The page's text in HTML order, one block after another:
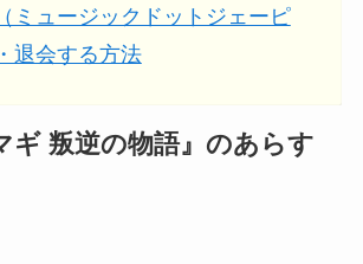
ミュージックドットジェーピ
退会する方法
ギ 叛逆の物語』のあらす